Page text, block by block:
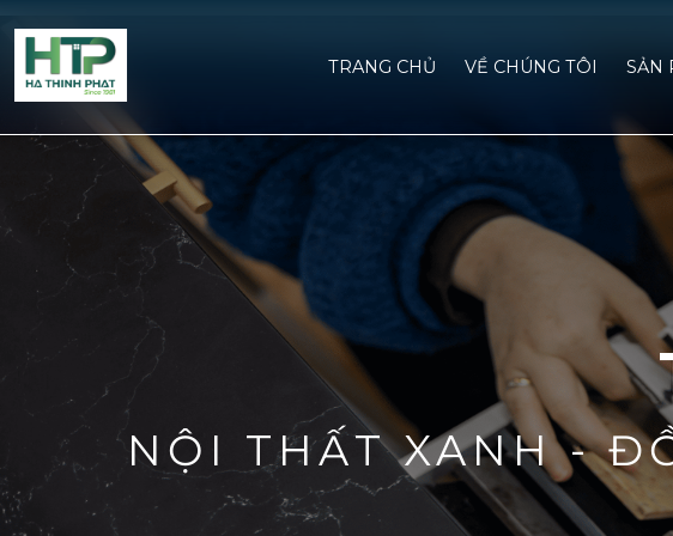
TRANG CHỦ VỀ CHÚNG TÔI SẢN
NỘI THẤT XANH -